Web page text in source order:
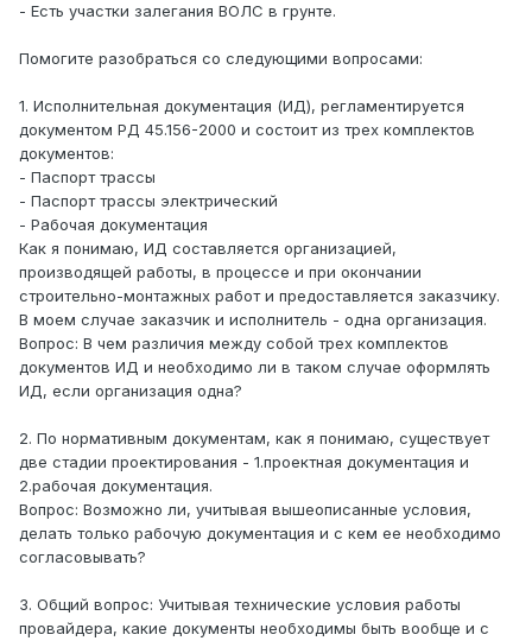
- Есть участки залегания ВОЛС в грунте.
Помогите разобраться со следующими вопросами:
1. Исполнительная документация (ИД), регламентируется
документом РД 45.156-2000 и состоит из трех комплектов
документов:
- Паспорт трассы
- Паспорт трассы электрический
- Рабочая документация
Как я понимаю, ИД составляется организацией,
производящей работы, в процессе и при окончании
строительно-монтажных работ и предоставляется заказчику.
В моем случае заказчик и исполнитель - одна организация.
Вопрос: В чем различия между собой трех комплектов
документов ИД и необходимо ли в таком случае оформлять
ИД, если организация одна?
2. По нормативным документам, как я понимаю, существует
две стадии проектирования - 1.проектная документация и
2.рабочая документация.
Вопрос: Возможно ли, учитывая вышеописанные условия,
делать только рабочую документация и с кем ее необходимо
согласовывать?
3. Общий вопрос: Учитывая технические условия работы
провайдера, какие документы необходимы быть вообще и с